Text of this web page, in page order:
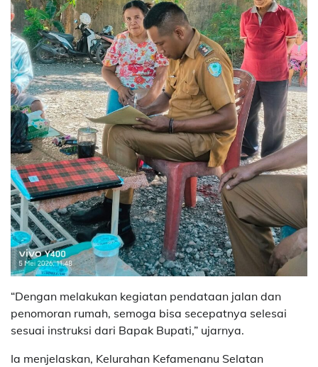
“Dengan melakukan kegiatan pendataan jalan dan
penomoran rumah, semoga bisa secepatnya selesai
sesuai instruksi dari Bapak Bupati,” ujarnya.
Ia menjelaskan, Kelurahan Kefamenanu Selatan